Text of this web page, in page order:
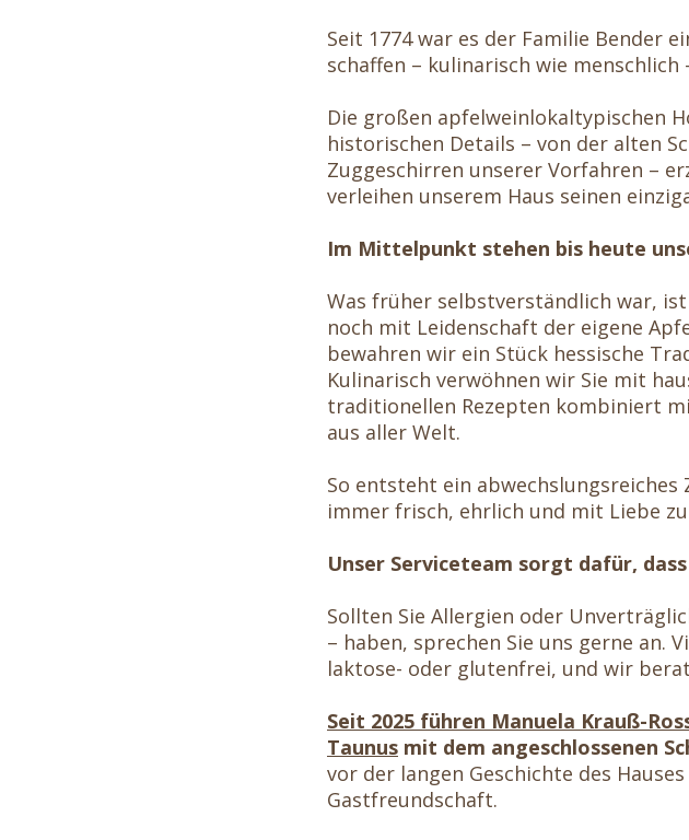
Seit 1774 war es der Familie Bender
schaffen – kulinarisch wie
Die großen apfelweinlokaltypischen
historischen Details – von der alten
Zuggeschirren unserer Vorfahren –
verleihen unserem Haus seinen
Im Mittelpunkt stehen bis heute
Was früher selbstverständlich war,
noch mit Leidenschaft der eigene
bewahren wir ein Stück hessische
Kulinarisch verwöhnen wir Sie mit
traditionellen Rezepten kombiniert
aus aller Welt.
So entsteht ein
immer frisch, ehrlich und mit Liebe
Unser Serviceteam sorgt dafür,
Sollten Sie Allergien oder
– haben, sprechen Sie uns gerne an.
laktose- oder glutenfrei, und wir
Seit 2025 führen Manuela Krauß-
Taunus mit dem angeschlossenen
vor der langen Geschichte des
Gastfreundschaft.